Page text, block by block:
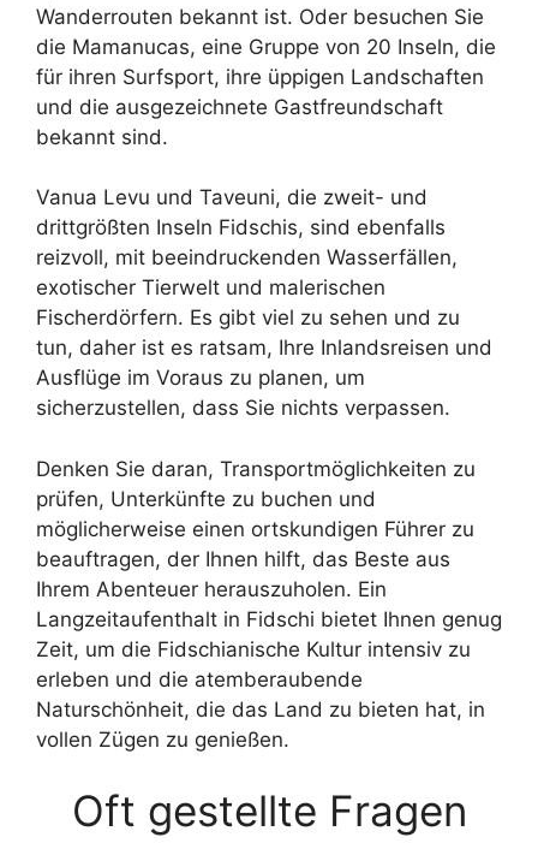
Wanderrouten bekannt ist. Oder besuchen Sie
die Mamanucas, eine Gruppe von 20 Inseln, die
für ihren Surfsport, ihre üppigen Landschaften
und die ausgezeichnete Gastfreundschaft
bekannt sind.
Vanua Levu und Taveuni, die zweit- und
drittgrößten Inseln Fidschis, sind ebenfalls
reizvoll, mit beeindruckenden Wasserfällen,
exotischer Tierwelt und malerischen
Fischerdörfern. Es gibt viel zu sehen und zu
tun, daher ist es ratsam, Ihre Inlandsreisen und
Ausflüge im Voraus zu planen, um
sicherzustellen, dass Sie nichts verpassen.
Denken Sie daran, Transportmöglichkeiten zu
prüfen, Unterkünfte zu buchen und
möglicherweise einen ortskundigen Führer zu
beauftragen, der Ihnen hilft, das Beste aus
Ihrem Abenteuer herauszuholen. Ein
Langzeitaufenthalt in Fidschi bietet Ihnen genug
Zeit, um die Fidschianische Kultur intensiv zu
erleben und die atemberaubende
Naturschönheit, die das Land zu bieten hat, in
vollen Zügen zu genießen.
Oft gestellte Fragen